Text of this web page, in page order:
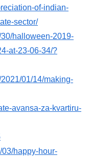
of-indian-
sector/
halloween-2019-
at-23-06-34/?
01/14/making-
avansa-za-kvartiru-
03/happy-hour-